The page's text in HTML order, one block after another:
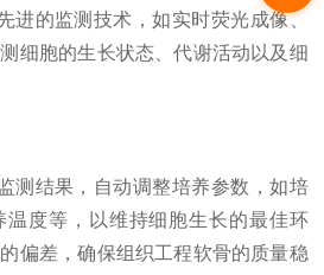
进的监测技术，如实时荧光成像、
细胞的生长状态、代谢活动以及细
测结果，自动调整培养参数，如培
温度等，以维持细胞生长的最佳环
偏差，确保组织工程软骨的质量稳